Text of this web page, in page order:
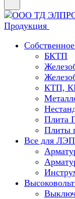
Продукция
БКТП
КТП,
Плита
Плиты
Все для ЛЭП